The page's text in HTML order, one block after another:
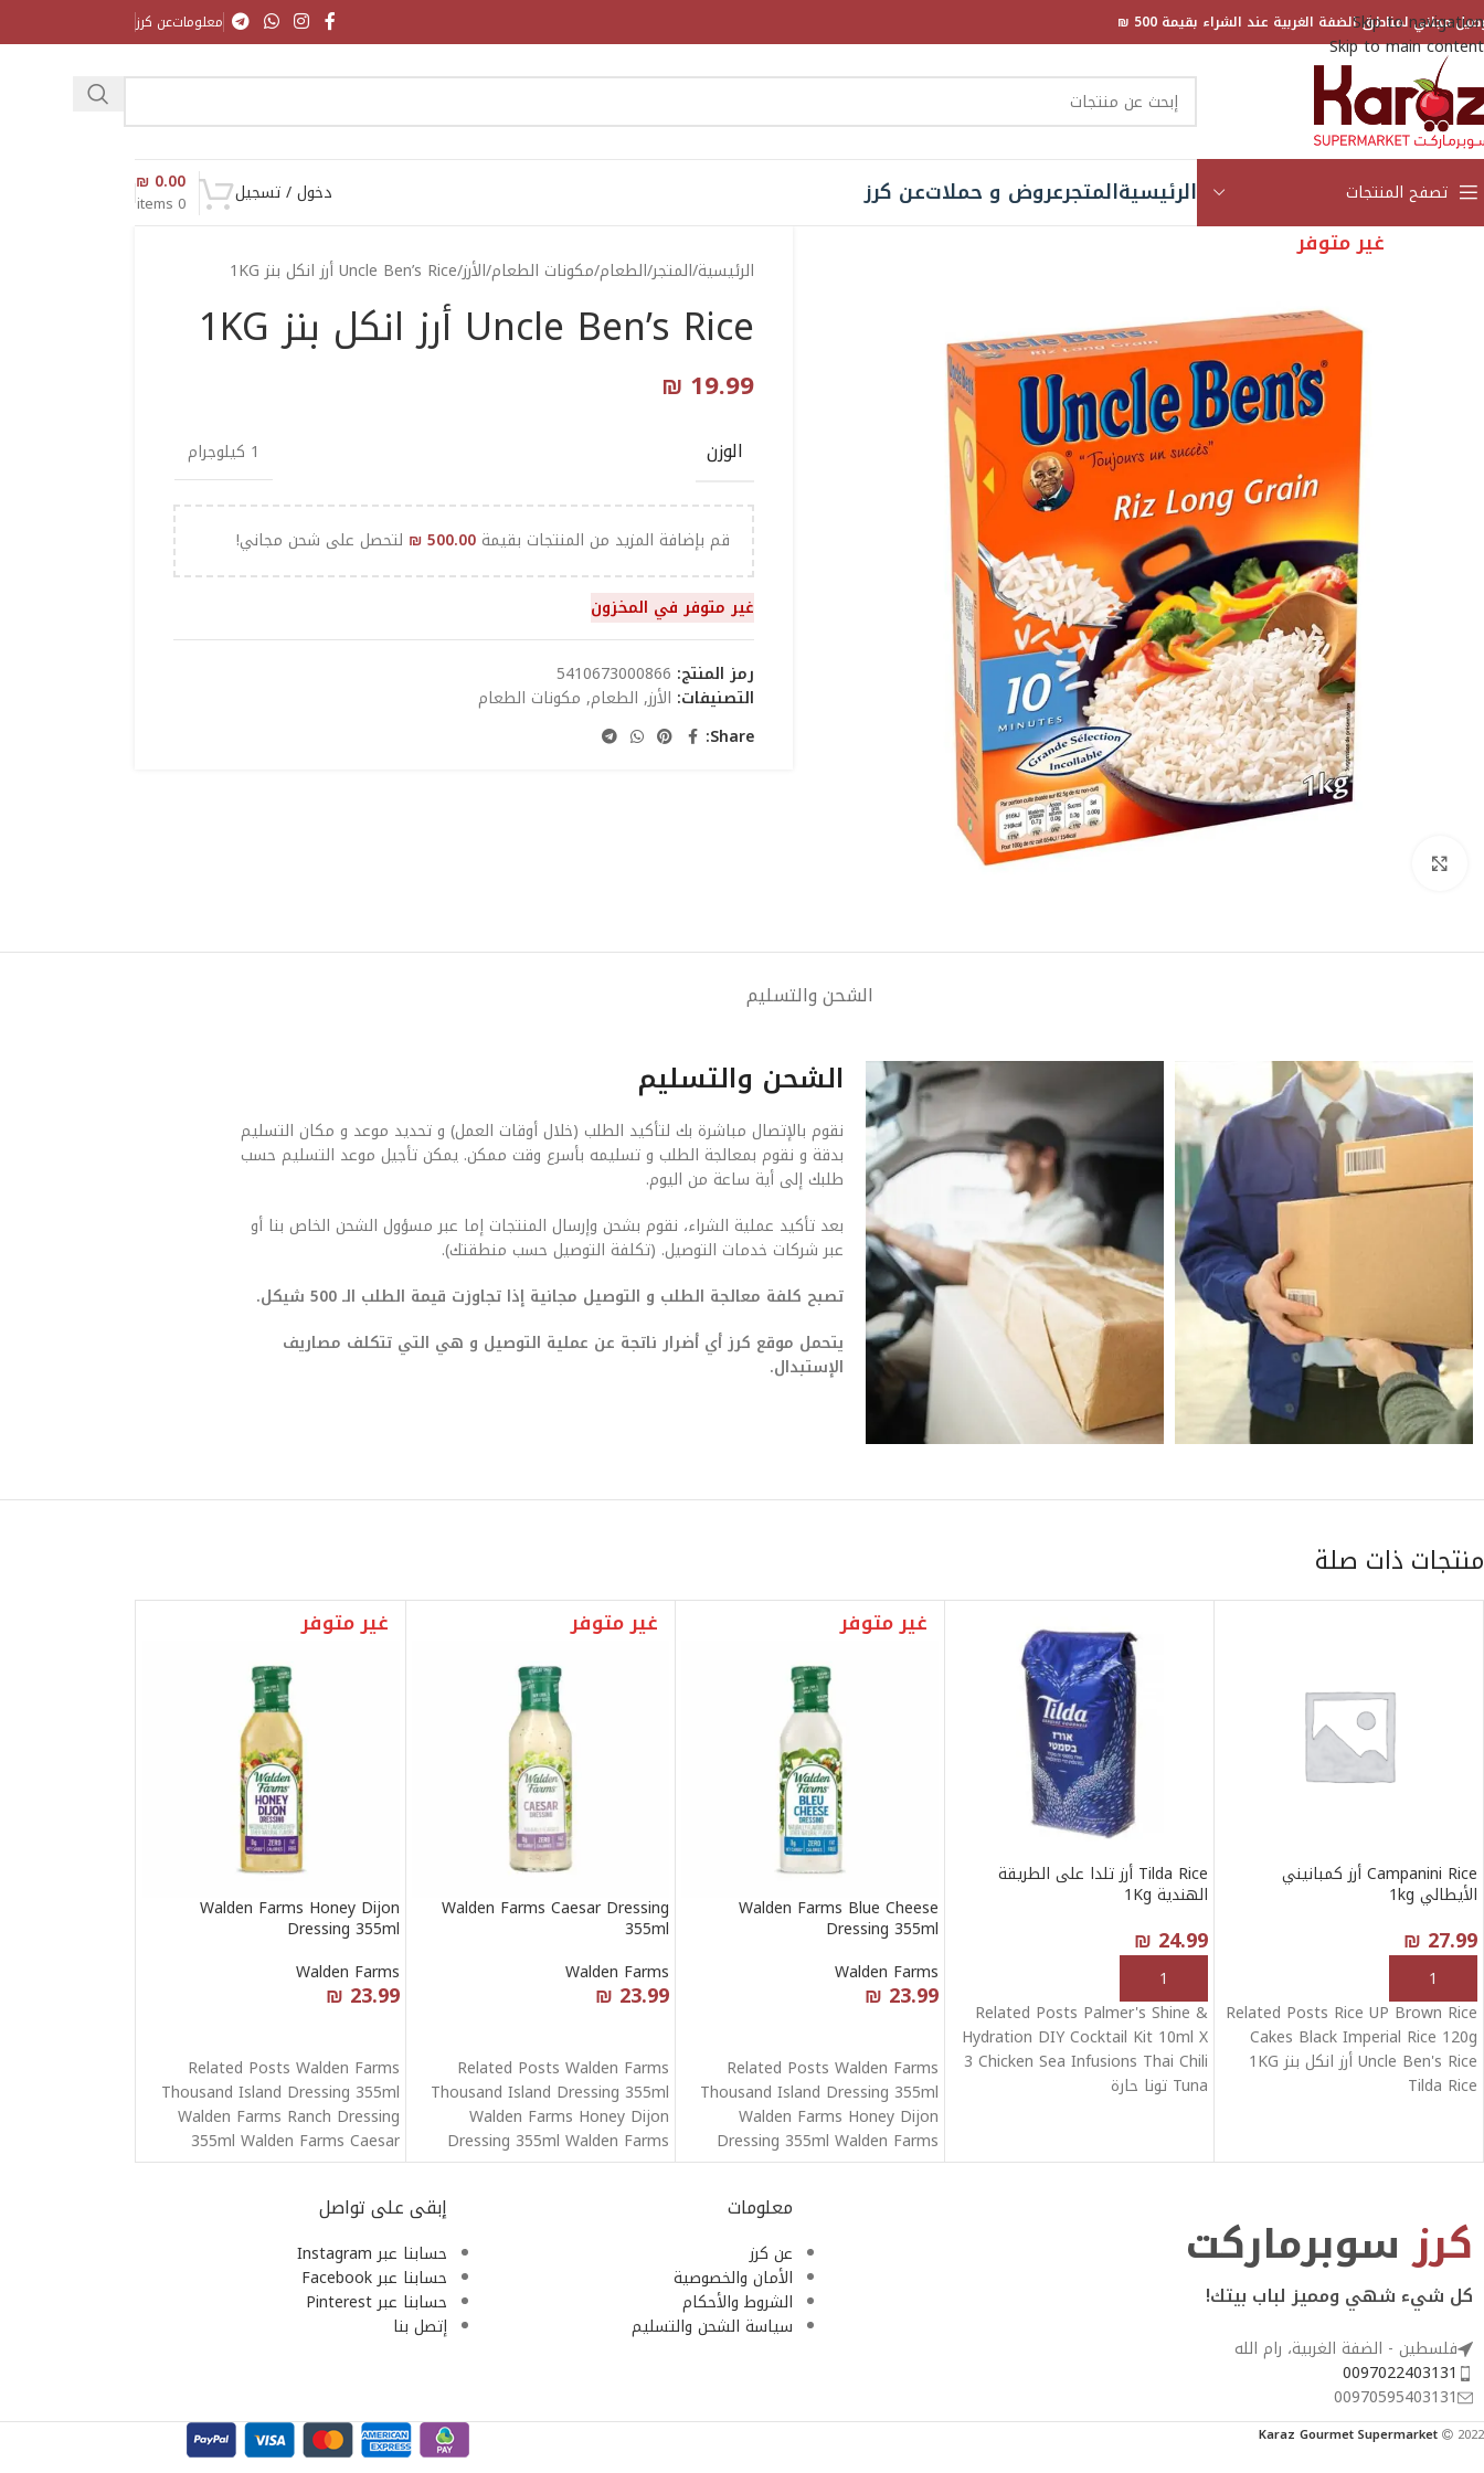
Skip to navigation
Skip to main content
مجاني لمناطق الضفة الغربية عند الشراء بقيمة 500 ₪ معلوماتعن كرز
تصفح المنتجات الرئيسيةالمتجرعروض و حملاتعن كرز دخول / تسجيل 0
items
₪ 0.00
غير متوفر
الرئيسية المتجرالطعاممكونات الطعامالأرزUncle Ben’s Rice أرز انكل بنز 1KG
Uncle Ben’s Rice أرز انكل بنز 1KG
₪ 19.99
الوزن 1 كيلوجرام
قم بإضافة المزيد من المنتجات بقيمة ₪500.00 لتحصل على شحن مجاني!
غير متوفر في المخزون
رمز المنتج: 5410673000866
التصنيفات: الأرز, الطعام, مكونات الطعام
Share:
الشحن والتسليم
الشحن والتسليم
نقوم بالإتصال مباشرة بك لتأكيد الطلب (خلال أوقات العمل) و تحديد موعد و مكان التسليم
بدقة و نقوم بمعالجة الطلب و تسليمه بأسرع وقت ممكن. يمكن تأجيل موعد التسليم حسب
طلبك إلى أية ساعة من اليوم.
بعد تأكيد عملية الشراء، نقوم بشحن وإرسال المنتجات إما عبر مسؤول الشحن الخاص بنا أو
عبر شركات خدمات التوصيل. (تكلفة التوصيل حسب منطقتك).
تصبح كلفة معالجة الطلب و التوصيل مجانية إذا تجاوزت قيمة الطلب الـ 500 شيكل.
يتحمل موقع كرز أي أضرار ناتجة عن عملية التوصيل و هي التي تتكلف مصاريف
الإستبدال.
منتجات ذات صلة
Campanini Rice أرز كمبانيني
الأيطالي 1kg
₪ 27.99
إضافة إلى السلة
Related Posts Rice UP Brown Rice
Cakes Black Imperial Rice 120g
Uncle Ben's Rice أرز انكل بنز 1KG
Tilda Rice
Tilda Rice أرز تلدا على الطريقة
الهندية 1Kg
₪ 24.99
إضافة إلى السلة
Related Posts Palmer's Shine &
Hydration DIY Cocktail Kit 10ml X
3 Chicken Sea Infusions Thai Chili
Tuna تونا حارة
غير متوفر
Walden Farms Blue Cheese
Dressing 355ml
Walden Farms
₪ 23.99
Related Posts Walden Farms
Thousand Island Dressing 355ml
Walden Farms Honey Dijon
Dressing 355ml Walden Farms
Ranch Dressing 355ml Walden
غير متوفر
Walden Farms Caesar Dressing
355ml
Walden Farms
₪ 23.99
Related Posts Walden Farms
Thousand Island Dressing 355ml
Walden Farms Honey Dijon
Dressing 355ml Walden Farms
Ranch Dressing 355ml Walden
غير متوفر
Walden Farms Honey Dijon
Dressing 355ml
Walden Farms
₪ 23.99
Related Posts Walden Farms
Thousand Island Dressing 355ml
Walden Farms Ranch Dressing
355ml Walden Farms Caesar
Dressing 355ml Walden Farms
كرز سوبرماركت
كل شيء شهي ومميز لباب بيتك!
فلسطين - الضفة الغربية، رام الله
0097022403131
00970595403131
معلومات
عن كرز
الأمان والخصوصية
الشروط والأحكام
سياسة الشحن والتسليم
إبقى على تواصل
حسابنا عبر Instagram
حسابنا عبر Facebook
حسابنا عبر Pinterest
إتصل بنا
Karaz Gourmet Supermarket 2022